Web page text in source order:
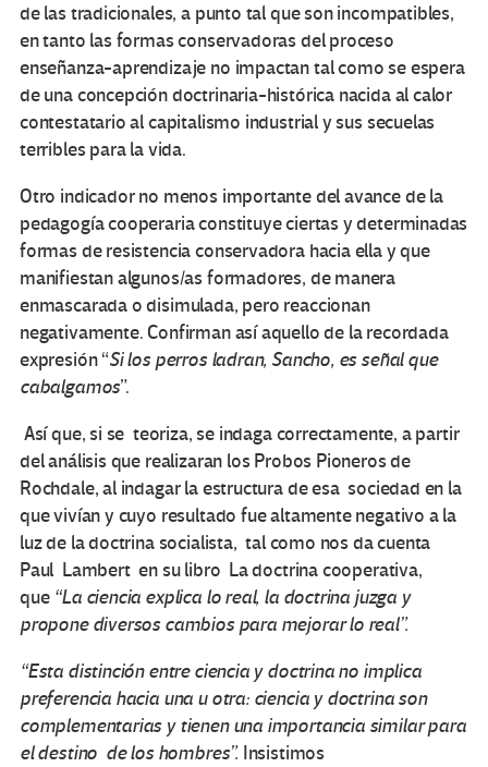
de las tradicionales, a punto tal que son incompatibles,
en tanto las formas conservadoras del proceso
enseñanza-aprendizaje no impactan tal como se espera
de una concepción doctrinaria-histórica nacida al calor
contestatario al capitalismo industrial y sus secuelas
terribles para la vida.
Otro indicador no menos importante del avance de la
pedagogía cooperaria constituye ciertas y determinadas
formas de resistencia conservadora hacia ella y que
manifiestan algunos/as formadores, de manera
enmascarada o disimulada, pero reaccionan
negativamente. Confirman así aquello de la recordada
expresión “Si los perros ladran, Sancho, es señal que
cabalgamos”.
Así que, si se teoriza, se indaga correctamente, a partir
del análisis que realizaran los Probos Pioneros de
Rochdale, al indagar la estructura de esa sociedad en la
que vivían y cuyo resultado fue altamente negativo a la
luz de la doctrina socialista, tal como nos da cuenta
Paul Lambert en su libro La doctrina cooperativa,
que “La ciencia explica lo real, la doctrina juzga y
propone diversos cambios para mejorar lo real”.
“Esta distinción entre ciencia y doctrina no implica
preferencia hacia una u otra: ciencia y doctrina son
complementarias y tienen una importancia similar para
el destino de los hombres”. Insistimos